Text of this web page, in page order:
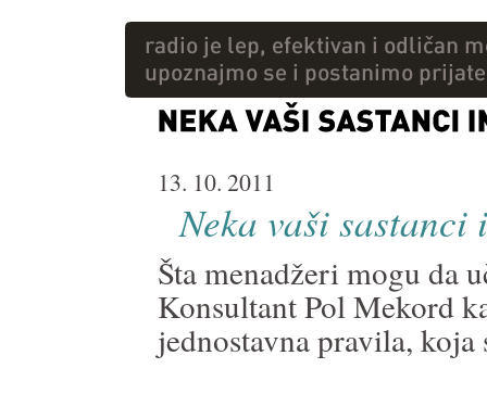
13. 10. 2011
Neka vaši sastanci
Šta menadžeri mogu da
Konsultant Pol Mekord
jednostavna pravila,